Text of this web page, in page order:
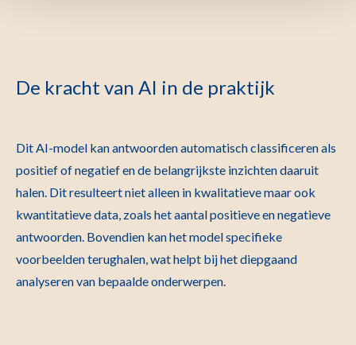
De kracht van AI in de praktijk
Dit AI-model kan antwoorden automatisch classificeren als
positief of negatief en de belangrijkste inzichten daaruit
halen. Dit resulteert niet alleen in kwalitatieve maar ook
kwantitatieve data, zoals het aantal positieve en negatieve
antwoorden. Bovendien kan het model specifieke
voorbeelden terughalen, wat helpt bij het diepgaand
analyseren van bepaalde onderwerpen.